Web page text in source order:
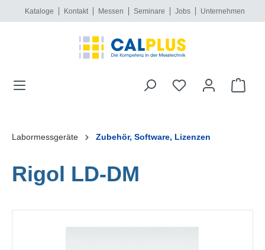
springen
Kataloge Kontakt Messen Seminare Jobs Unternehmen
Labormessgeräte Zubehör, Software, Lizenzen
Rigol LD-DM